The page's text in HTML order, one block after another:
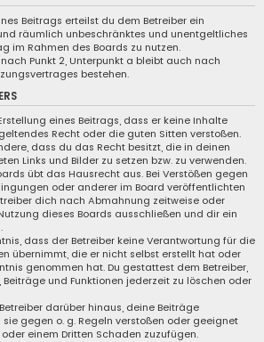
Beitrags erteilst du dem Betreiber ein
räumlich unbeschränktes und unentgeltliches
im Rahmen des Boards zu nutzen.
Punkt 2, Unterpunkt a bleibt auch nach
bestehen.
eines Beitrags, dass er keine Inhalte
Recht oder die guten Sitten verstoßen.
dass du das Recht besitzt, die in deinen
Links und Bilder zu setzen bzw. zu verwenden.
übt das Hausrecht aus. Bei Verstößen gegen
oder anderer im Board veröffentlichten
dich nach Abmahnung zeitweise oder
dieses Boards ausschließen und dir ein
dass der Betreiber keine Verantwortung für die
übernimmt, die er nicht selbst erstellt hat oder
genommen hat. Du gestattest dem Betreiber,
Beiträge und Funktionen jederzeit zu löschen oder
darüber hinaus, deine Beiträge
gegen o. g. Regeln verstoßen oder geeignet
einem Dritten Schaden zuzufügen.